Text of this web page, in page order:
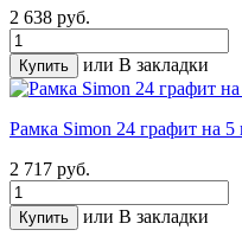
2 638 руб.
или В закладки
Рамка Simon 24 графит на 5
2 717 руб.
или В закладки